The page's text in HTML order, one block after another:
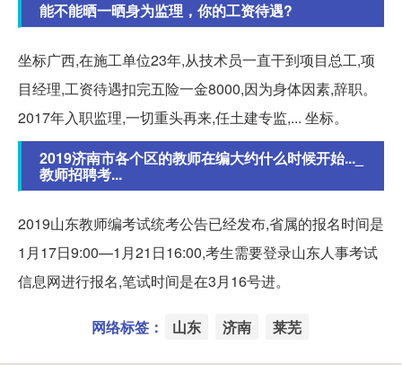
能不能晒一晒身为监理，你的工资待遇?
坐标广西,在施工单位23年,从技术员一直干到项目总工,项
目经理,工资待遇扣完五险一金8000,因为身体因素,辞职。
2017年入职监理,一切重头再来,任土建专监,... 坐标。
2019济南市各个区的教师在编大约什么时候开始..._
教师招聘考...
2019山东教师编考试统考公告已经发布,省属的报名时间是
1月17日9:00—1月21日16:00,考生需要登录山东人事考试
信息网进行报名,笔试时间是在3月16号进。
网络标签： 山东 济南 莱芜